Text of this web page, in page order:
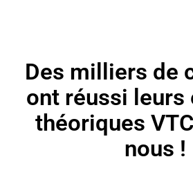
Des milliers de
ont réussi leurs
théoriques
nous !